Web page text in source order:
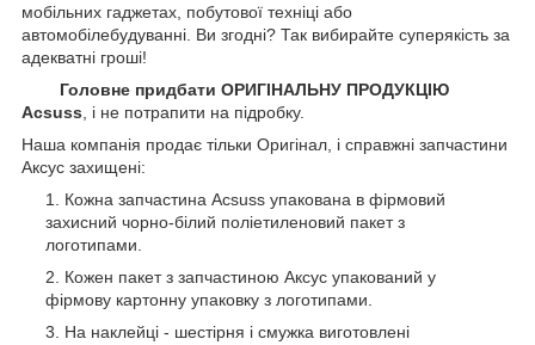
мобільних гаджетах, побутової техніці або
автомобілебудуванні. Ви згодні? Так вибирайте суперякість за
адекватні гроші!
Головне придбати ОРИГІНАЛЬНУ ПРОДУКЦІЮ
Acsuss , і не потрапити на підробку.
Наша компанія продає тільки Оригінал, і справжні запчастини
Аксус захищені:
Кожна запчастина Acsuss упакована в фірмовий
захисний чорно-білий поліетиленовий пакет з
логотипами.
Кожен пакет з запчастиною Аксус упакований у
фірмову картонну упаковку з логотипами.
На наклейці - шестірня і смужка виготовлені